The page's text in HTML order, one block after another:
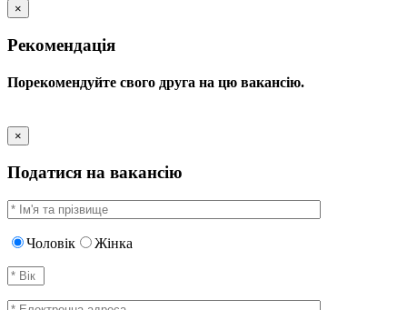
×
Рекомендація
Порекомендуйте свого друга на цю вакансію.
×
Податися на вакансію
Чоловік Жінка